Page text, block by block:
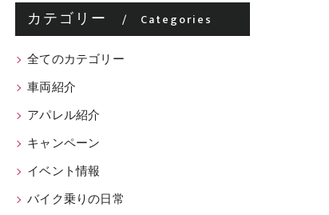
カテゴリー Categories
全てのカテゴリー
車両紹介
アパレル紹介
キャンペーン
イベント情報
バイク乗りの日常